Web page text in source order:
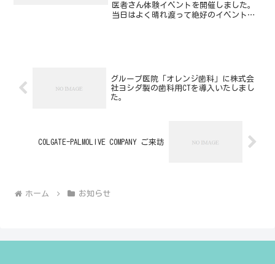
医者さん体験イベントを開催しました。
当日はよく晴れ渡って絶好のイベント日
グループ医院「オレンジ歯科」に株式会
社ヨシダ製の歯科用CTを導入いたしまし
た。
COLGATE-PALMOLIVE COMPANY ご来訪
ホーム お知らせ